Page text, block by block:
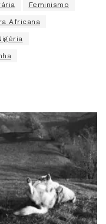
Feminismo
Africana